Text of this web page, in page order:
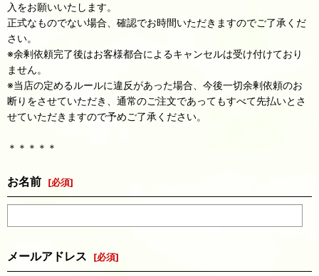
入をお願いいたします。
正式なものでない場合、確認でお時間いただきますのでご了承くだ
さい。
※余剰依頼完了後はお客様都合によるキャンセルは受け付けており
ません。
※当店の定めるルールに違反があった場合、今後一切余剰依頼のお
断りをさせていただき、通常のご注文であってもすべて先払いとさ
せていただきますので予めご了承ください。
＊＊＊＊＊
お名前 [必須]
メールアドレス [必須]